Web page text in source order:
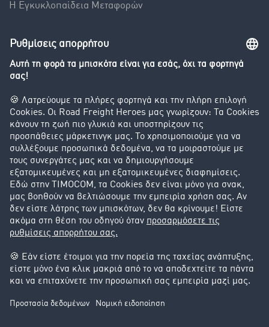
Η Εγκυκλοπαίδεια Mεταφορών
Διερεύνηση της ανταλλαγής φορτίων
Εταιρεία
Οι πελάτες προσελκύουν πελάτες
Success Stories
Υποστήριξη
Υποστήριξη
Νομικά
Στοιχεία έκδοσης
Γενικοί Όροι Συναλλαγών